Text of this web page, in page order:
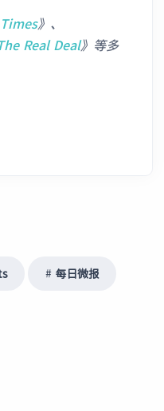
》 、
Real Deal》等多
每日微报